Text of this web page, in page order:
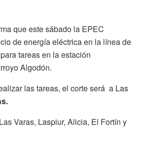
que este sábado la EPEC
de energía eléctrica en la línea de
tareas en la estación
Algodón.
las tareas, el corte será a Las
Varas, Laspiur, Alicia, El Fortín y